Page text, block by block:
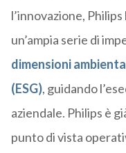
l’innovazione,
un’ampia serie di
dimensioni
(ESG), guidando
aziendale. Philips è
punto di vista